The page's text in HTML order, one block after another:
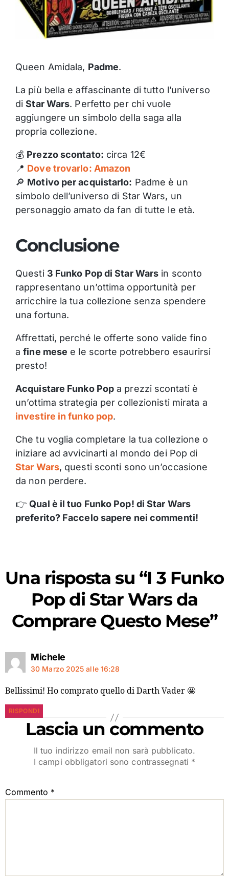
Queen Amidala, Padme.
La più bella e affascinante di tutto l’universo
diStar Wars. Perfetto per chi vuole
aggiungere un simbolo della saga alla
propria collezione.
💰 Prezzo scontato: circa 12€
📍 Dove trovarlo: Amazon
🔎 Motivo per acquistarlo: Padme è un
simbolo dell’universo di Star Wars, un
personaggio amato da fan di tutte le età.
Conclusione
Questi 3 Funko Pop di Star Wars in sconto
rappresentano un’ottima opportunità per
arricchire la tua collezione senza spendere
una fortuna.
Affrettati, perché le offerte sono valide fino
afine mese e le scorte potrebbero esaurirsi
presto!
Acquistare Funko Pop a prezzi scontati è
un’ottima strategia per collezionisti mirata a
investire in funko pop.
Che tu voglia completare la tua collezione o
iniziare ad avvicinarti al mondo dei Pop di
Star Wars, questi sconti sono un’occasione
da non perdere.
👉Qual è il tuo Funko Pop! di Star Wars
preferito? Faccelo sapere nei commenti!
Una risposta su “I 3 Funko
Pop di Star Wars da
Comprare Questo Mese”
Michele
30 Marzo 2025 alle 16:28
Bellissimi! Ho comprato quello di Darth Vader 🤩
RISPONDI
Lascia un commento
Il tuo indirizzo email non sarà pubblicato.
I campi obbligatori sono contrassegnati *
Commento *